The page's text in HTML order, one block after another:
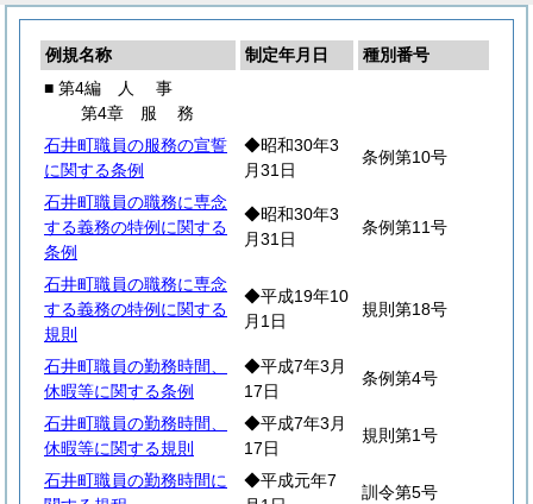
例規名称 制定年月日
種別番号
■ 第4編
人 事
第4章 服務
石井町職員の服務の宣誓
に関する条例
◆昭和30年3
月31日
条例第10号
石井町職員の職務に専念
する義務の特例に関する
条例
◆昭和30年3
月31日
条例第11号
石井町職員の職務に専念
する義務の特例に関する
規則
◆平成19年10
月1日
規則第18号
石井町職員の勤務時間、
休暇等に関する条例
◆平成7年3月
17日
条例第4号
石井町職員の勤務時間、
休暇等に関する規則
◆平成7年3月
17日
規則第1号
石井町職員の勤務時間に
◆平成元年7
訓令第5号